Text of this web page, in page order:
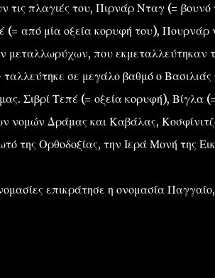
τις πλαγιές του, Πιρνάρ Νταγ (=
από μία οξεία κορυφή του), Πουρνάρ
μεταλλωρύχων, που εκμεταλλεύτηκαν
σε μεγάλο βαθμό ο
Σιβρί Τεπέ (= οξεία κορυφή), Βίγλα
νομών Δράμας και Καβάλας,
της Ορθοδοξίας, την Ιερά Μονή της
επικράτησε η ονομασία